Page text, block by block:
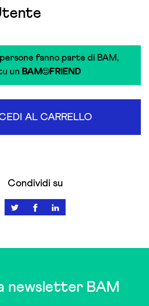
fanno parte di BAM,
un BAM FRIEND
AL CARRELLO
Condividi su
newsletter BAM